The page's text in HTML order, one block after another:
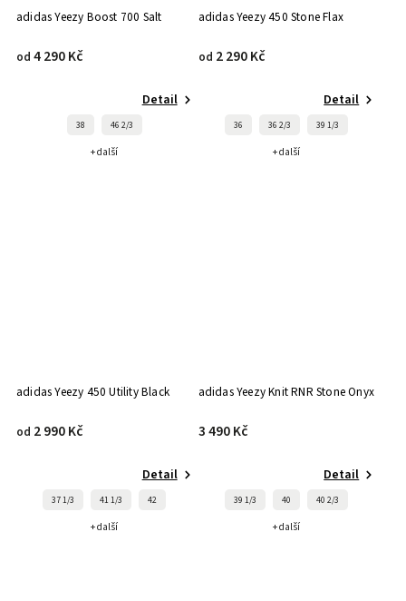
adidas Yeezy Boost 700 Salt
od 4 290 Kč
Detail
38 46 2/3
+ další
adidas Yeezy 450 Stone Flax
od 2 290 Kč
Detail
36 36 2/3 39 1/3
+ další
adidas Yeezy 450 Utility Black
od 2 990 Kč
Detail
37 1/3 41 1/3 42
+ další
adidas Yeezy Knit RNR Stone Onyx
3 490 Kč
Detail
39 1/3 40 40 2/3
+ další